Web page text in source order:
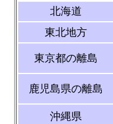
北海道
東北地方
東京都の離島
鹿児島県の離島
沖縄県